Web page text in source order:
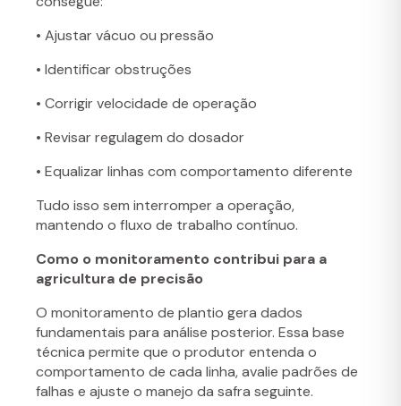
• Ajustar vácuo ou pressão
• Identificar obstruções
• Corrigir velocidade de operação
• Revisar regulagem do dosador
• Equalizar linhas com comportamento diferente
Tudo isso sem interromper a operação,
mantendo o fluxo de trabalho contínuo.
Como o monitoramento contribui para a
agricultura de precisão
O monitoramento de plantio gera dados
fundamentais para análise posterior. Essa base
técnica permite que o produtor entenda o
comportamento de cada linha, avalie padrões de
falhas e ajuste o manejo da safra seguinte.